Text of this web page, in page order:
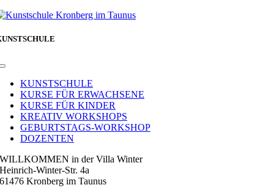
Toggle
NavigationKUNSTSCHULE
KURSE FÜR ERWACHSENE
KURSE FÜR KINDER
KREATIV WORKSHOPS
GEBURTSTAGS-WORKSHOP
DOZENTEN
WILLKOMMEN in der Villa Winter
Heinrich-Winter-Str. 4a
61476 Kronberg im Taunus